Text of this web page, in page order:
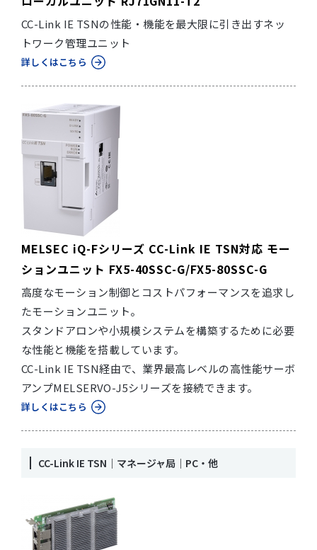
CC-Link IE TSNの性能・機能を最大限に引き出すネッ
トワーク管理ユニット
詳しくはこちら
MELSEC iQ-Fシリーズ CC-Link IE TSN対応 モー
ションユニット FX5-40SSC-G/FX5-80SSC-G
高度なモーション制御とコストパフォーマンスを追求し
たモーションユニット。
スタンドアロンや小規模システムを構築するために必要
な性能と機能を搭載しています。
CC-Link IE TSN経由で、業界最高レベルの高性能サーボ
アンプMELSERVO-J5シリーズを接続できます。
詳しくはこちら
CC-Link IE TSN｜マネージャ局｜PC・他